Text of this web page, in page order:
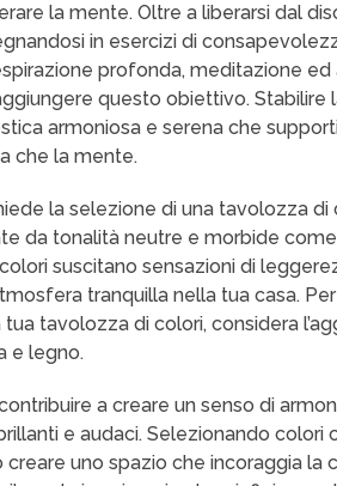
la mente. Oltre a liberarsi dal
in esercizi di
profonda, meditazione ed
questo obiettivo. Stabilire
armoniosa e serena che
che la mente.
la selezione di una tavolozza di
da tonalità neutre e morbide
suscitano sensazioni di
tranquilla nella tua casa.
tavolozza di colori, considera
e legno.
a creare un senso di
e audaci. Selezionando colori
creare uno spazio che incoraggia la